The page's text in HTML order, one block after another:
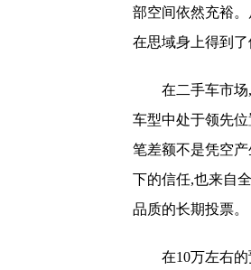
部空间依然充裕
在思域身上得到
在二手车市场
车型中处于领先
笔差额不是凭空
下的信任,也来自
品质的长期投票。
在10万左右